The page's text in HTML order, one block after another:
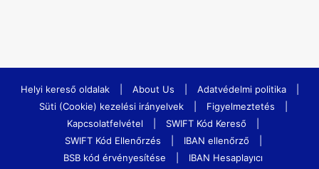
Helyi kereső oldalak About Us Adatvédelmi politika
Süti (Cookie) kezelési irányelvek
Figyelmeztetés
Kapcsolatfelvétel
SWIFT Kód Kereső
SWIFT Kód Ellenőrzés
IBAN ellenőrző
BSB kód érvényesítése
IBAN Hesaplayıcı